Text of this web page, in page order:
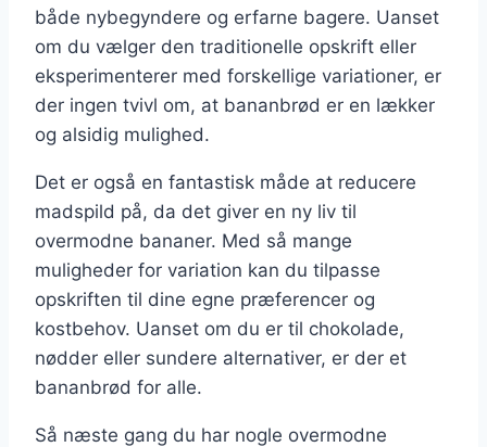
både nybegyndere og erfarne bagere. Uanset
om du vælger den traditionelle opskrift eller
eksperimenterer med forskellige variationer, er
der ingen tvivl om, at bananbrød er en lækker
og alsidig mulighed.
Det er også en fantastisk måde at reducere
madspild på, da det giver en ny liv til
overmodne bananer. Med så mange
muligheder for variation kan du tilpasse
opskriften til dine egne præferencer og
kostbehov. Uanset om du er til chokolade,
nødder eller sundere alternativer, er der et
bananbrød for alle.
Så næste gang du har nogle overmodne